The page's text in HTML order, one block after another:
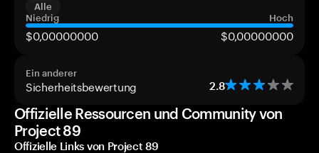
Alle
Niedrig
Hoch
$0,00000000 $0,00000000
Ein anderer
Sicherheitsbewertung 2.8
Offizielle Ressourcen und Community von
Project 89
Offizielle Links von Project 89